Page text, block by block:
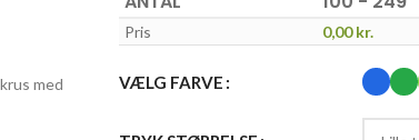
Pris 0,00kr.
VÆLG FARVE